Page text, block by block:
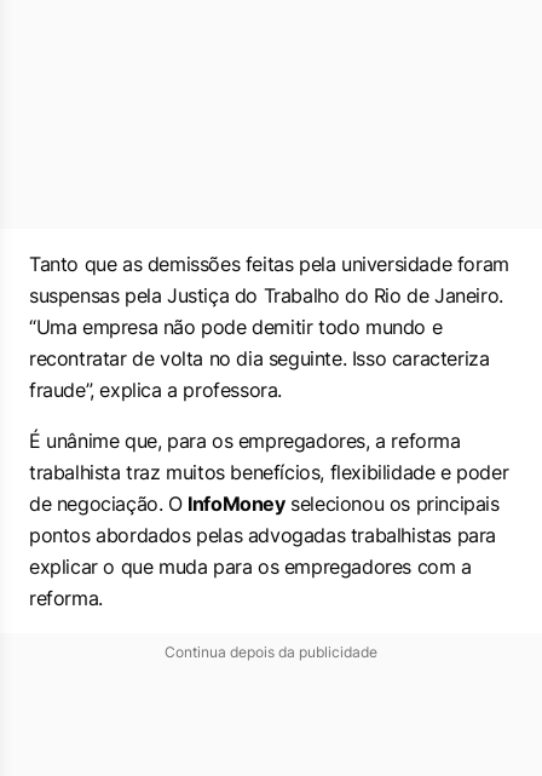
Tanto que as demissões feitas pela universidade foram
suspensas pela Justiça do Trabalho do Rio de Janeiro.
“Uma empresa não pode demitir todo mundo e
recontratar de volta no dia seguinte. Isso caracteriza
fraude”, explica a professora.
É unânime que, para os empregadores, a reforma
trabalhista traz muitos benefícios, flexibilidade e poder
de negociação. O InfoMoneyselecionou os principais
pontos abordados pelas advogadas trabalhistas para
explicar o que muda para os empregadores com a
reforma.
Continua depois da publicidade